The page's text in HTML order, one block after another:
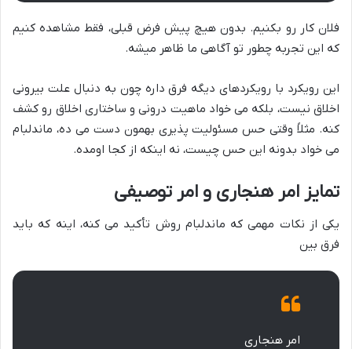
فلان کار رو بکنیم. بدون هیچ پیش فرض قبلی، فقط مشاهده کنیم
که این تجربه چطور تو آگاهی ما ظاهر میشه.
این رویکرد با رویکردهای دیگه فرق داره چون به دنبال علت بیرونی
اخلاق نیست، بلکه می خواد ماهیت درونی و ساختاری اخلاق رو کشف
کنه. مثلاً وقتی حس مسئولیت پذیری بهمون دست می ده، ماندلبام
می خواد بدونه این حس چیست، نه اینکه از کجا اومده.
تمایز امر هنجاری و امر توصیفی
یکی از نکات مهمی که ماندلبام روش تأکید می کنه، اینه که باید
فرق بین
امر هنجاری